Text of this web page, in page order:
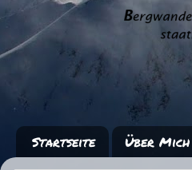
Startseite Über Mich